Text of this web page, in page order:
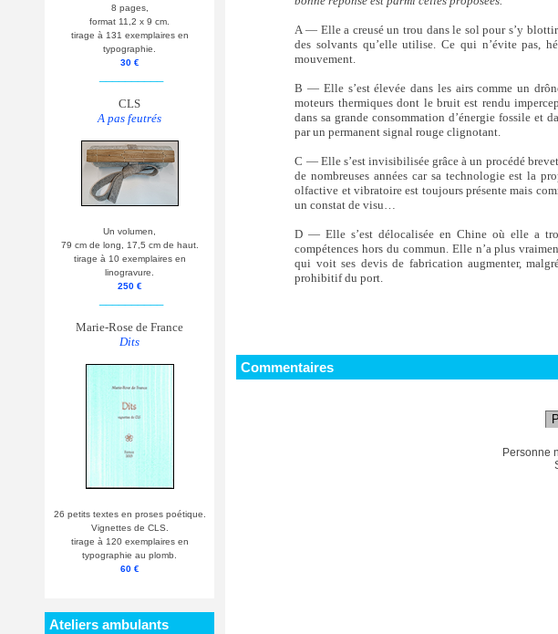
8 pages,
format 11,2 x 9 cm.
tirage à 131 exemplaires en
typographie.
30 €
CLS
A pas feutrés
Un volumen,
79 cm de long, 17,5 cm de haut.
tirage à 10 exemplaires en
linogravure.
250 €
Marie-Rose de France
Dits
26 petits textes en proses poétique.
Vignettes de CLS.
tirage à 120 exemplaires en
typographie au plomb.
60 €
Ateliers ambulants
A — Elle a creusé un trou dans le sol pour s’y
des solvants qu’elle utilise. Ce qui n’évite pas,
mouvement.
B — Elle s’est élevée dans les airs comme un
moteurs thermiques dont le bruit est rendu
dans sa grande consommation d’énergie fossile et
par un permanent signal rouge clignotant.
C — Elle s’est invisibilisée grâce à un procédé
de nombreuses années car sa technologie est la
olfactive et vibratoire est toujours présente mais
un constat de visu…
D — Elle s’est délocalisée en Chine où elle a
compétences hors du commun. Elle n’a plus
qui voit ses devis de fabrication augmenter,
prohibitif du port.
Commentaires
Personne